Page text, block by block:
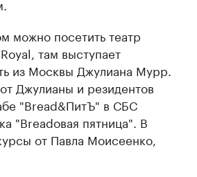
можно посетить театр
там выступает
из Москвы Джулиана Мурр.
Джулианы и резидентов
"Bread&ПитЪ" в СБС
"Breadовая пятница". В
от Павла Моисеенко,